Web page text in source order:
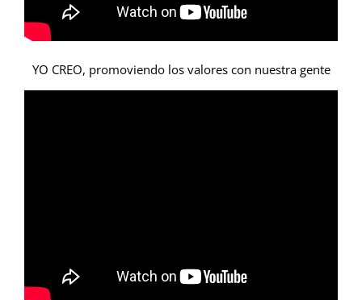
YO CREO, promoviendo los valores con nuestra gente